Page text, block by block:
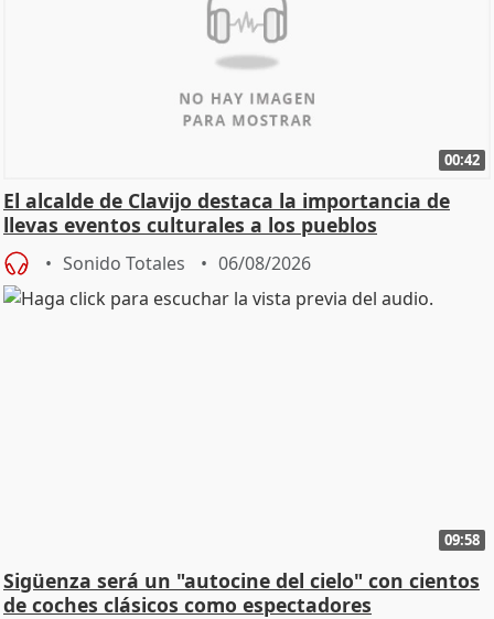
00:42
El alcalde de Clavijo destaca la importancia de
llevas eventos culturales a los pueblos
Sonido Totales 06/08/2026
09:58
Sigüenza será un "autocine del cielo" con cientos
de coches clásicos como espectadores